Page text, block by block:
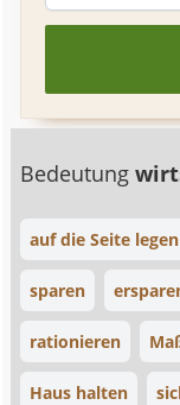
Bedeutung
auf die Seite legen
sparen
rationieren
Haus halten